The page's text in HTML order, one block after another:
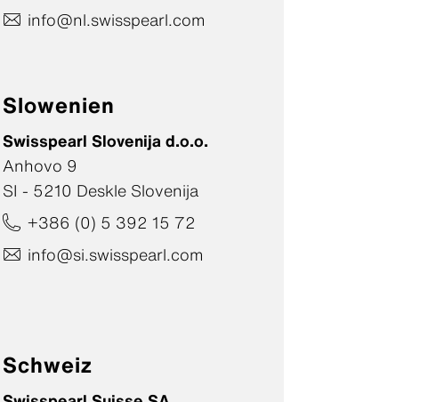
info@nl.swisspearl.com
Slowenien
Swisspearl Slovenija d.o.o.
Anhovo 9
SI - 5210 Deskle Slovenija
+386 (0) 5 392 15 72
info@si.swisspearl.com
Schweiz